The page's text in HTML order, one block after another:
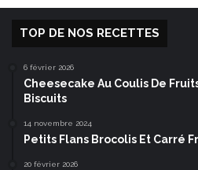
TOP DE NOS RECETTES
6 février 2026
Cheesecake Au Coulis De
Biscuits
14 novembre 2024
Petits Flans Brocolis Et Carré
20 février 2026